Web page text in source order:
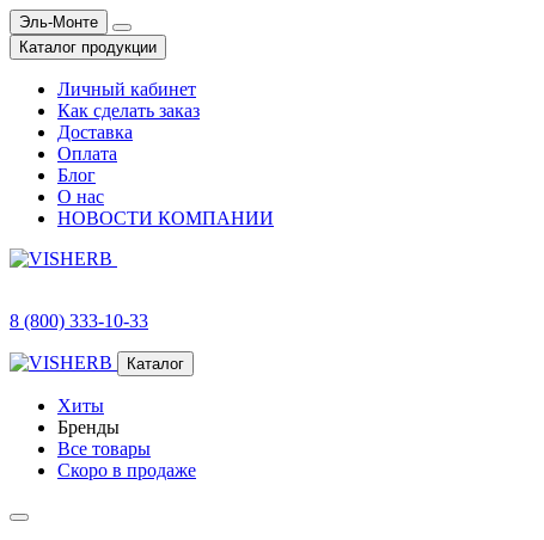
Эль-Монте
Каталог продукции
Личный кабинет
Как сделать заказ
Доставка
Оплата
Блог
О нас
НОВОСТИ КОМПАНИИ
8 (800) 333-10-33
Каталог
Хиты
Бренды
Все товары
Скоро в продаже